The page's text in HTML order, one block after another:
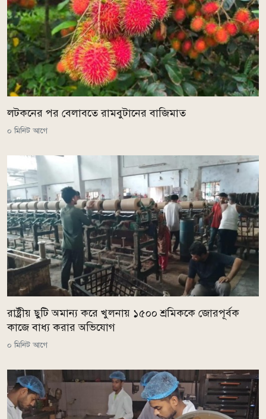
লটকনের পর বেলাবতে রামবুটানের বাজিমাত
০ মিনিট আগে
রাষ্ট্রীয় ছুটি অমান্য করে খুলনায় ১৫০০ শ্রমিককে জোরপূর্বক
কাজে বাধ্য করার অভিযোগ
০ মিনিট আগে